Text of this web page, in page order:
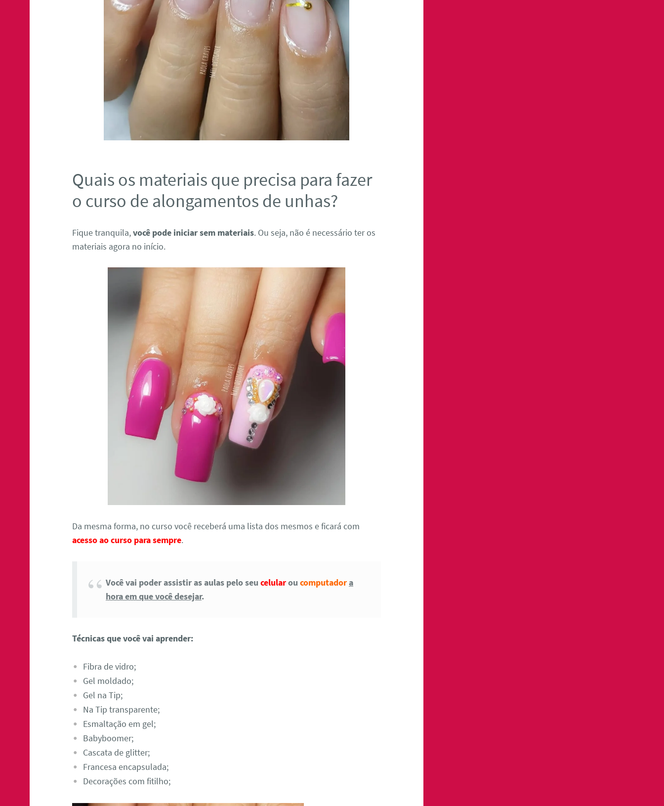
Quais os materiais que precisa para fazer
o curso de alongamentos de unhas?
Fique tranquila,você pode iniciar sem materiais. Ou seja, não é necessário ter os
materiais agora no início.
Da mesma forma, no curso você receberá uma lista dos mesmos e ficará com
acesso ao curso para sempre.
Você vai poder assistir as aulas pelo seu celularou computadora
hora em que você desejar.
Técnicas que você vai aprender:
Fibra de vidro;
Gel moldado;
Gel na Tip;
Na Tip transparente;
Esmaltação em gel;
Babyboomer;
Cascata de glitter;
Francesa encapsulada;
Decorações com fitilho;